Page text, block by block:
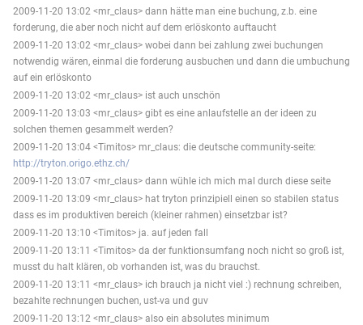
2009-11-20 13:02 <mr_claus> dann hätte man eine buchung, z.b. eine
forderung, die aber noch nicht auf dem erlöskonto auftaucht
2009-11-20 13:02 <mr_claus> wobei dann bei zahlung zwei buchungen
notwendig wären, einmal die forderung ausbuchen und dann die umbuchung
auf ein erlöskonto
2009-11-20 13:02 <mr_claus> ist auch unschön
2009-11-20 13:03 <mr_claus> gibt es eine anlaufstelle an der ideen zu
solchen themen gesammelt werden?
2009-11-20 13:04 <Timitos> mr_claus: die deutsche community-seite:
http://tryton.origo.ethz.ch/
2009-11-20 13:07 <mr_claus> dann wühle ich mich mal durch diese seite
2009-11-20 13:09 <mr_claus> hat tryton prinzipiell einen so stabilen status
dass es im produktiven bereich (kleiner rahmen) einsetzbar ist?
2009-11-20 13:10 <Timitos> ja. auf jeden fall
2009-11-20 13:11 <Timitos> da der funktionsumfang noch nicht so groß ist,
musst du halt klären, ob vorhanden ist, was du brauchst.
2009-11-20 13:11 <mr_claus> ich brauch ja nicht viel :) rechnung schreiben,
bezahlte rechnungen buchen, ust-va und guv
2009-11-20 13:12 <mr_claus> also ein absolutes minimum